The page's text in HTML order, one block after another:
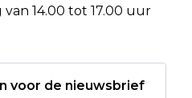
14.00 tot 17.00 uur
voor de nieuwsbrief